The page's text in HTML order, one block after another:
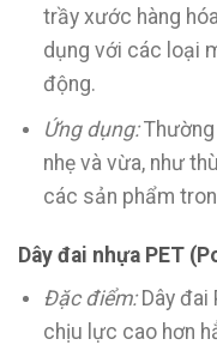
trầy xước hàng
dụng với các loại
động.
Ứng dụng:
nhẹ và vừa, như
các sản phẩm
Dây đai nhựa PET
Đặc điểm:Dây đai
chịu lực cao hơn